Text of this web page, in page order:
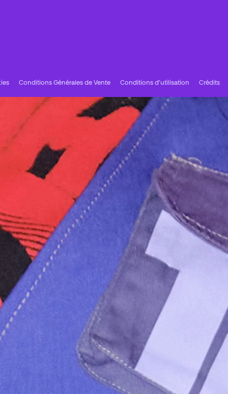
Conditions Générales de Vente Conditions d’utilisation Crédits